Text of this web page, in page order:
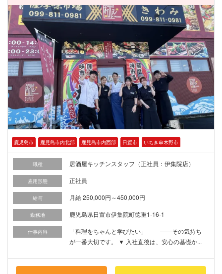
鹿児島市 鹿児島市内北部 鹿児島市内西部 日置市 いちき串木野市
職種 居酒屋キッチンスタッフ（正社員：伊集院店）
雇用形態 正社員
給与 月給 250,000円～450,000円
勤務地 鹿児島県日置市伊集院町徳重1-16-1
仕事内容
「料理をちゃんと学びたい」 ——その気持ち
が一番大切です。 ▼ 入社直後は、安心の基礎か...